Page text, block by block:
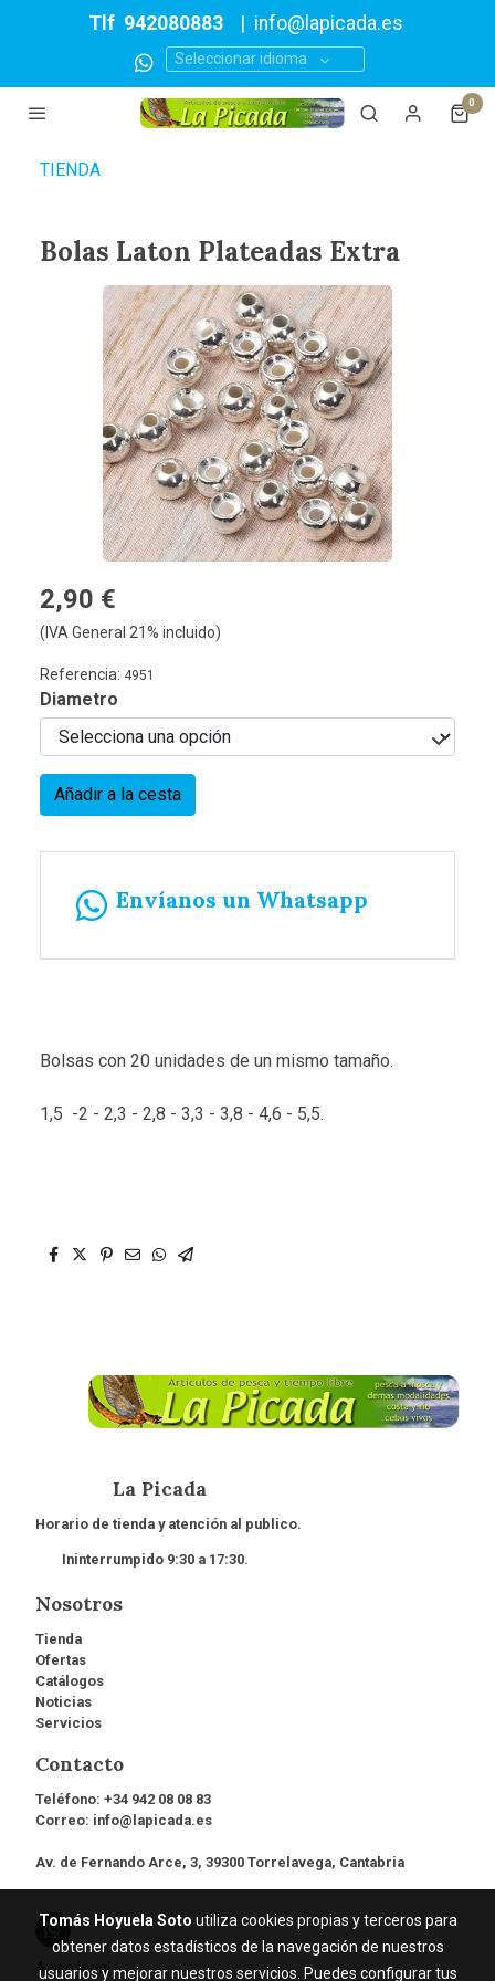
Tlf 942080883 info@lapicada.es
Seleccionar idioma
0
TIENDA
Bolas Laton Plateadas Extra
2,90 €
(IVA General 21% incluido)
Referencia: 4951
Diametro
Añadir a la cesta
Envíanos un Whatsapp
Bolsas con 20 unidades de un mismo tamaño.
1,5 -2 - 2,3 - 2,8 - 3,3 - 3,8 - 4,6 - 5,5.
La Picada
Horario de tienda y atención al publico.
Ininterrumpido 9:30 a 17:30.
Nosotros
Tienda
Ofertas
Catálogos
Noticias
Servicios
Contacto
Teléfono: +34 942 08 08 83
Correo: info@lapicada.es
Av. de Fernando Arce, 3, 39300 Torrelavega, Cantabria
Aviso legal
Tomás Hoyuela Soto utiliza cookies propias y terceros para
obtener datos estadísticos de la navegación de nuestros
usuarios y mejorar nuestros servicios. Puedes configurar tus